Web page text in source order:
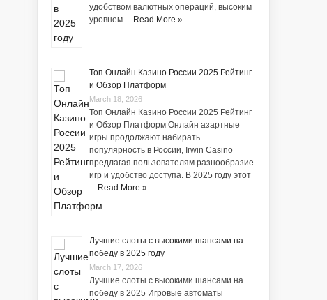
удобством валютных операций, высоким
уровнем … Read More »
Топ Онлайн Казино России 2025 Рейтинг
и Обзор Платформ
March 18, 2026
Топ Онлайн Казино России 2025 Рейтинг
и Обзор Платформ Онлайн азартные
игры продолжают набирать
популярность в России, Irwin Casino
предлагая пользователям разнообразие
игр и удобство доступа. В 2025 году этот
Read More »
Лучшие слоты с высокими шансами на
победу в 2025 году
March 17, 2026
Лучшие слоты с высокими шансами на
победу в 2025 Игровые автоматы